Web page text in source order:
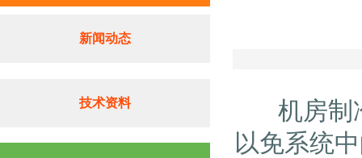
新闻动态
技术资料
机房制冷
以免系统